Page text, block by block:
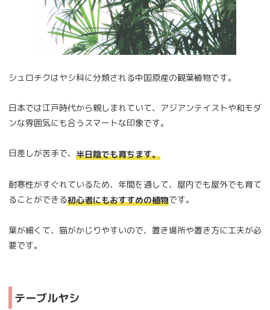
シュロチクはヤシ科に分類される中国原産の観葉植物です。
日本では江戸時代から親しまれていて、アジアンテイストや和モダ
ンな雰囲気にも合うスマートな印象です。
日差しが苦手で、 半日陰でも育ちます。
耐寒性がすぐれているため、年間を通して、屋内でも屋外でも育て
ることができる初心者にもおすすめの植物です。
葉が細くて、猫がかじりやすいので、置き場所や置き方に工夫が必
要です。
テーブルヤシ